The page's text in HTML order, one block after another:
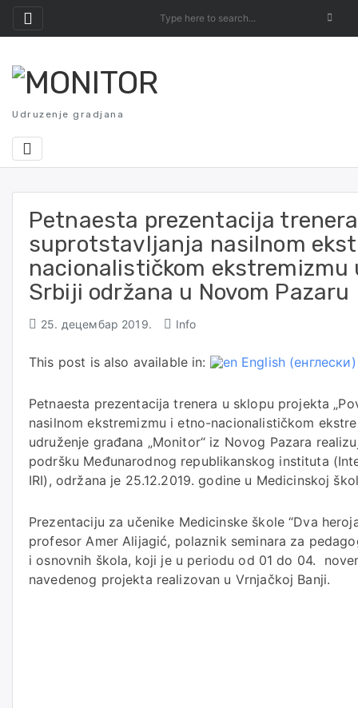
to
content
Udruzenje gradjana
Petnaesta prezentacija
suprotstavljanja nasilnom
nacionalističkom ekstremizmu
Srbiji održana u Novom Pazaru
25. децембар 2019. Info
This post is also available in: English(енглески)
Petnaesta prezentacija trenera u sklopu projekta
nasilnom ekstremizmu i etno-nacionalističkom
udruženje građana „Monitor“ iz Novog Pazara
podršku Međunarodnog republikanskog instituta
IRI), održana je 25.12.2019. godine u Medicinskoj
Prezentaciju za učenike Medicinske škole “Dva
profesor Amer Alijagić, polaznik seminara za
i osnovnih škola, koji je u periodu od 01 do 04.
navedenog projekta realizovan u Vrnjačkoj Banji.